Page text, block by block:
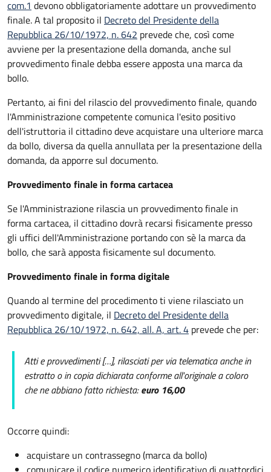
com.1 devono obbligatoriamente adottare un provvedimento
finale. A tal proposito il Decreto del Presidente della
Repubblica 26/10/1972, n. 642 prevede che, così come
avviene per la presentazione della domanda, anche sul
provvedimento finale debba essere apposta una marca da
bollo.
Pertanto, ai fini del rilascio del provvedimento finale, quando
l'Amministrazione competente comunica l'esito positivo
dell'istruttoria il cittadino deve acquistare una ulteriore marca
da bollo, diversa da quella annullata per la presentazione della
domanda, da apporre sul documento.
Provvedimento finale in forma cartacea
Se l'Amministrazione rilascia un provvedimento finale in
forma cartacea, il cittadino dovrà recarsi fisicamente presso
gli uffici dell'Amministrazione portando con sè la marca da
bollo, che sarà apposta fisicamente sul documento.
Provvedimento finale in forma digitale
Quando al termine del procedimento ti viene rilasciato un
provvedimento digitale, il Decreto del Presidente della
Repubblica 26/10/1972, n. 642, all. A, art. 4 prevede che per:
Atti e provvedimenti […], rilasciati per via telematica anche in
estratto o in copia dichiarata conforme all'originale a coloro
che ne abbiano fatto richiesta:euro 16,00
Occorre quindi:
acquistare un contrassegno (marca da bollo)